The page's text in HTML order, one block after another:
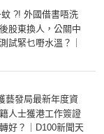
蚊 ?! 外國借書唔洗
股東換人，公關中
試緊乜嘢水溫？｜
藝發局最新年度資
人士獲港工作簽證
好？｜D100新聞天